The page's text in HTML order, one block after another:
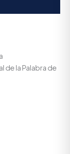
de la Palabra de